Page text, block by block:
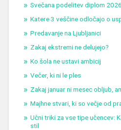
Svečana podelitev diplom 2026
Katere 3 veščine odločajo o
Predavanje na Ljubljanici
Zakaj ekstremi ne delujejo?
Ko šola ne ustavi ambicij
Večer, ki ni le ples
Zakaj januar ni mesec obljub,
Majhne stvari, ki so večje od
Učni triki za vse tipe učencev:
stil